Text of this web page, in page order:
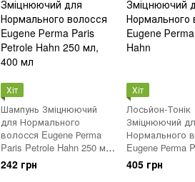
Хіт
Шампунь Зміцнюючий
для Нормального
волосся Eugene Рerma
Paris Petrole Hahn 250 мл,
400 мл
242 грн
Хіт
Лосьйон-Тонік
Зміцнюючий
Нормального
Eugene Рerma
Hahn
405 грн